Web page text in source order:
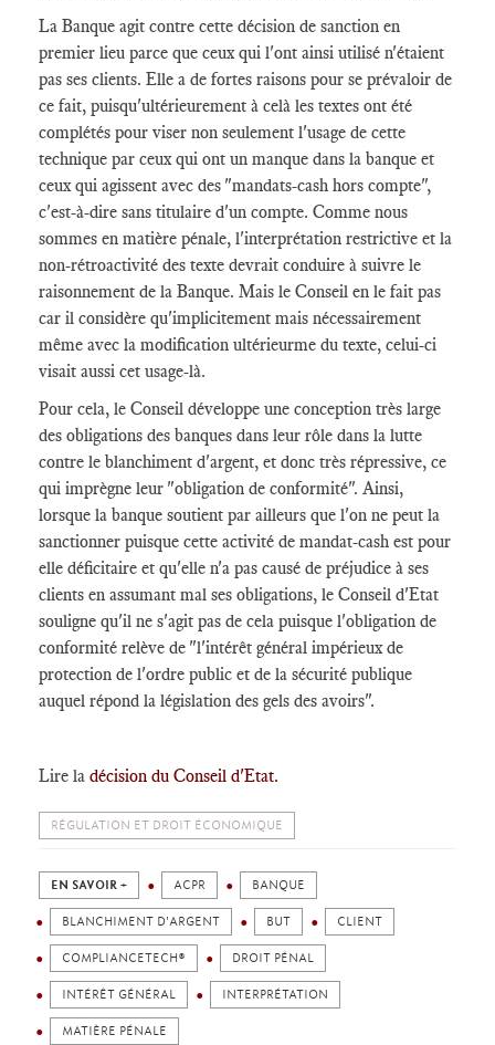
La Banque agit contre cette décision de sanction en
premier lieu parce que ceux qui l'ont ainsi utilisé n'étaient
pas ses clients. Elle a de fortes raisons pour se prévaloir de
ce fait, puisqu'ultérieurement à celà les textes ont été
complétés pour viser non seulement l'usage de cette
technique par ceux qui ont un manque dans la banque et
ceux qui agissent avec des "mandats-cash hors compte",
c'est-à-dire sans titulaire d'un compte. Comme nous
sommes en matière pénale, l'interprétation restrictive et la
non-rétroactivité des texte devrait conduire à suivre le
raisonnement de la Banque. Mais le Conseil en le fait pas
car il considère qu'implicitement mais nécessairement
même avec la modification ultérieurme du texte, celui-ci
visait aussi cet usage-là.
Pour cela, le Conseil développe une conception très large
des obligations des banques dans leur rôle dans la lutte
contre le blanchiment d'argent, et donc très répressive, ce
qui imprègne leur "obligation de conformité". Ainsi,
lorsque la banque soutient par ailleurs que l'on ne peut la
sanctionner puisque cette activité de mandat-cash est pour
elle déficitaire et qu'elle n'a pas causé de préjudice à ses
clients en assumant mal ses obligations, le Conseil d'Etat
souligne qu'il ne s'agit pas de cela puisque l'obligation de
conformité relève de "l'intérêt général impérieux de
protection de l'ordre public et de la sécurité publique
auquel répond la législation des gels des avoirs".
Lire la décision du Conseil d'Etat.
RÉGULATION ET DROIT ÉCONOMIQUE
EN SAVOIR + ACPR BANQUE
BLANCHIMENT D'ARGENT BUT CLIENT
COMPLIANCETECH® DROIT PÉNAL
INTÉRÊT GÉNÉRAL INTERPRÉTATION
MATIÈRE PÉNALE